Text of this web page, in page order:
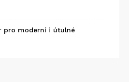
pro moderní i útulné